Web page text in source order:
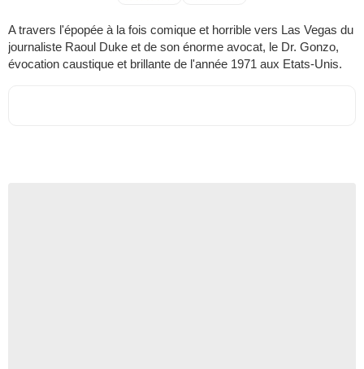
A travers l'épopée à la fois comique et horrible vers Las Vegas du
journaliste Raoul Duke et de son énorme avocat, le Dr. Gonzo,
évocation caustique et brillante de l'année 1971 aux Etats-Unis.